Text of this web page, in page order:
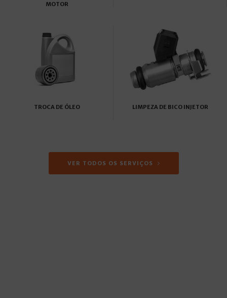
MOTOR
TROCA DE ÓLEO LIMPEZA DE BICO INJETOR
VER TODOS OS SERVIÇOS